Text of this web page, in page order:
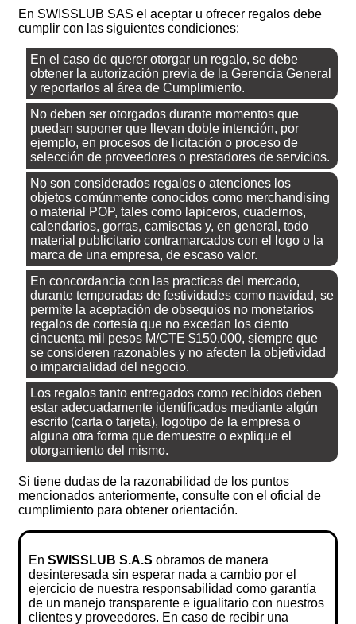
En SWISSLUB SAS el aceptar u ofrecer regalos debe
cumplir con las siguientes condiciones:
En el caso de querer otorgar un regalo, se debe
obtener la autorización previa de la Gerencia General
y reportarlos al área de Cumplimiento.
No deben ser otorgados durante momentos que
puedan suponer que llevan doble intención, por
ejemplo, en procesos de licitación o proceso de
selección de proveedores o prestadores de servicios.
No son considerados regalos o atenciones los
objetos comúnmente conocidos como merchandising
o material POP, tales como lapiceros, cuadernos,
calendarios, gorras, camisetas y, en general, todo
material publicitario contramarcados con el logo o la
marca de una empresa, de escaso valor.
En concordancia con las practicas del mercado,
durante temporadas de festividades como navidad, se
permite la aceptación de obsequios no monetarios
regalos de cortesía que no excedan los ciento
cincuenta mil pesos M/CTE $150.000, siempre que
se consideren razonables y no afecten la objetividad
o imparcialidad del negocio.
Los regalos tanto entregados como recibidos deben
estar adecuadamente identificados mediante algún
escrito (carta o tarjeta), logotipo de la empresa o
alguna otra forma que demuestre o explique el
otorgamiento del mismo.
Si tiene dudas de la razonabilidad de los puntos
mencionados anteriormente, consulte con el oficial de
cumplimiento para obtener orientación.
En SWISSLUB S.A.S obramos de manera
desinteresada sin esperar nada a cambio por el
ejercicio de nuestra responsabilidad como garantía
de un manejo transparente e igualitario con nuestros
clientes y proveedores. En caso de recibir una